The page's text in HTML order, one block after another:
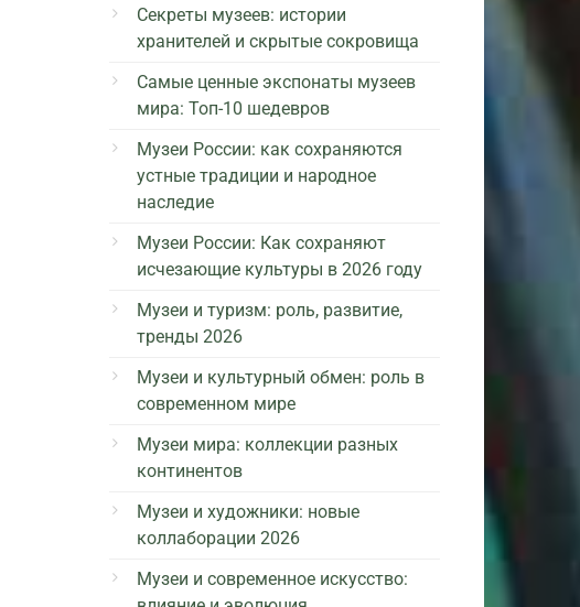
Секреты музеев: истории
хранителей и скрытые сокровища
Самые ценные экспонаты музеев
мира: Топ-10 шедевров
Музеи России: как сохраняются
устные традиции и народное
наследие
Музеи России: Как сохраняют
исчезающие культуры в 2026 году
Музеи и туризм: роль, развитие,
тренды 2026
Музеи и культурный обмен: роль в
современном мире
Музеи мира: коллекции разных
континентов
Музеи и художники: новые
коллаборации 2026
Музеи и современное искусство: